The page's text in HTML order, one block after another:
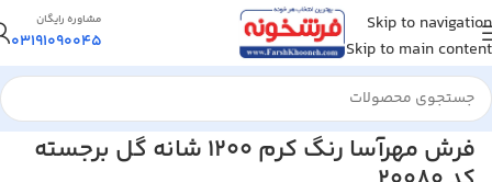
Skip to navigation
Skip to main content
مشاوره رایگان
03191090045
خانه/فرش ماشینی/فرش 1200 شانه
فرش مهرآسا رنگ کرم 1200 شانه گل برجسته